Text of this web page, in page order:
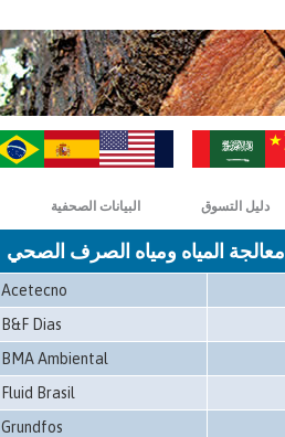
البيانات الصحفية دليل التسوق
معالجة المياه ومياه الصرف الصحي
Acetecno
B&F Dias
BMA Ambiental
Fluid Brasil
Grundfos